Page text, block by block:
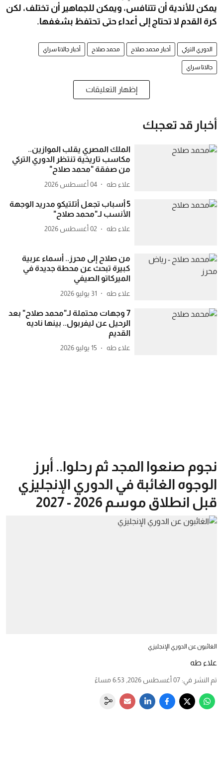
يمكن للأندية أن تتنافس، ويمكن للجماهير أن تختلف، لكن
كرة القدم لا تحتاج إلى أعداء حتى تحتفظ بشغفها.
الدوري التركي أخبار محمد صلاح محمد صلاح أخبار جالاتا سراي
جالاتا سراي
إظهار التعليقات
أخبار قد تعجبك
الملك المصري يقلب الموازين..
مكاسب تاريخية تنتظر الدوري التركي
من صفقة "محمد صلاح"
علاء طه 04 أغسطس 2026
5 أسباب تجعل أتلتيكو مدريد الوجهة
الأنسب لـ"محمد صلاح"
علاء طه 02 أغسطس 2026
من صلاح إلى محرز.. أسماء عربية
كبيرة تبحث عن محطة جديدة في
الميركاتو الصيفي
علاء طه 31 يوليو 2026
7 وجهات محتملة لـ"محمد صلاح" بعد
الرحيل عن ليفربول.. بينها ناديه
القديم
علاء طه 15 يوليو 2026
نجوم صنعوا المجد ثم رحلوا.. أبرز
الوجوه الغائبة في الدوري الإنجليزي
قبل انطلاق موسم 2026 - 2027
الغائبون عن الدوري الإنجليزي
علاء طه
تم النشر في: 07 أغسطس 2026, 6:53 مساءً